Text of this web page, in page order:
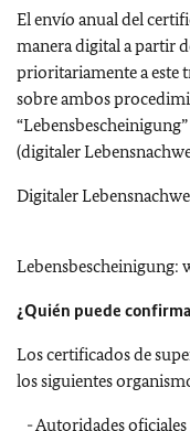
El envío anual del
manera digital a partir
prioritariamente a este
sobre ambos
(digitaler
Digitaler
Lebensbescheinigung:
¿Quién puede
Los certificados de
los siguientes
- Autoridades